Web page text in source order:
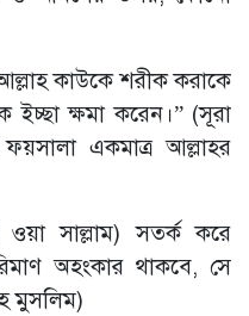
কাউকে শরীক করাকে
ইচ্ছা ক্ষমা করেন।” (সূরা
একমাত্র আল্লাহর
ওয়া সাল্লাম) সতর্ক করে
অহংকার থাকবে, সে
মুসলিম)